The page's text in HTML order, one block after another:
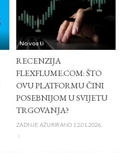
Novosti
RECENZIJA
FLEXFLUME.COM: ŠTO
OVU PLATFORMU ČINI
POSEBNIJOM U SVIJETU
TRGOVANJA?
ZADNJE AŽURIRANO 12.01.2026.